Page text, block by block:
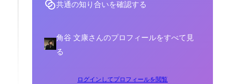
共通の知り合いを確認する
角谷 文康さんのプロフィールをすべて見
る
ログインしてプロフィールを閲覧